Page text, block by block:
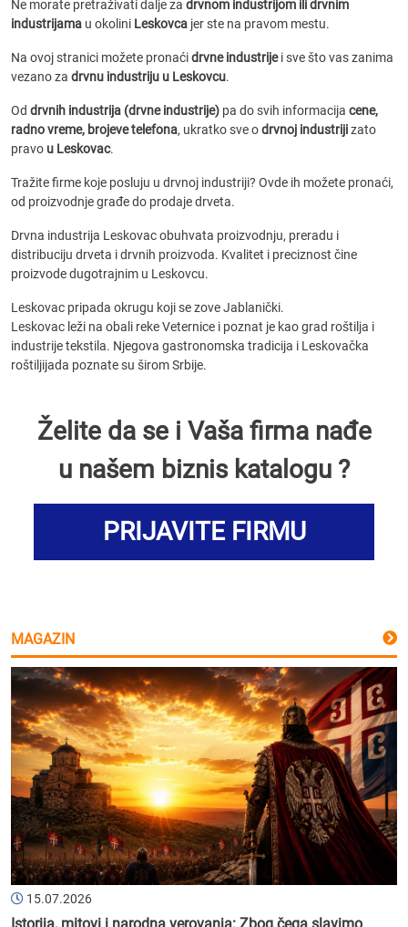
Ne morate pretraživati dalje za drvnom industrijom ili drvnim
industrijama u okolini Leskovca jer ste na pravom mestu.
Na ovoj stranici možete pronaćidrvne industrijei sve što vas zanima
vezano za drvnu industriju u Leskovcu.
Od drvnih industrija (drvne industrije) pa do svih informacija cene,
radno vreme, brojeve telefona, ukratko sve odrvnoj industrijizato
pravo u Leskovac.
Tražite firme koje posluju u drvnoj industriji? Ovde ih možete pronaći,
od proizvodnje građe do prodaje drveta.
Drvna industrija Leskovac obuhvata proizvodnju, preradu i
distribuciju drveta i drvnih proizvoda. Kvalitet i preciznost čine
proizvode dugotrajnim u Leskovcu.
Leskovac pripada okrugu koji se zove Jablanički.
Leskovac leži na obali reke Veternice i poznat je kao grad roštilja i
industrije tekstila. Njegova gastronomska tradicija i Leskovačka
roštiljijada poznate su širom Srbije.
Želite da se i Vaša firma nađe
u našem biznis katalogu ?
PRIJAVITE FIRMU
MAGAZIN
15.07.2026
Istorija, mitovi i narodna verovanja: Zbog čega slavimo